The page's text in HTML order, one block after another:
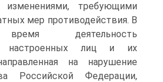
изменениями, требующими
мер противодействия. В
деятельность
настроенных лиц и их
на нарушение
Российской Федерации,